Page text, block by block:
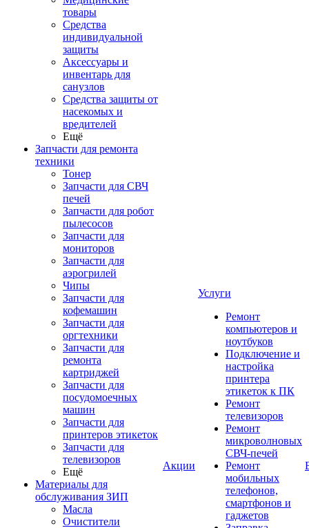
товары
Средства
индивидуальной
защиты
Аксессуары и
инвентарь для
санузлов
Средства защиты от
насекомых и
вредителей
Ещё
Запчасти для ремонта
техники
Тонер
Запчасти для СВЧ
печей
Запчасти для робот
пылесосов
Запчасти для
мониторов
Запчасти для
аэрогрилей
Чипы
Запчасти для
кофемашин
Запчасти для
оргтехники
Запчасти для
ремонта
картриджей
Запчасти для
посудомоечных
машин
Запчасти для
принтеров этикеток
Запчасти для
телевизоров
Ещё
Материалы для
обслуживания ЗИП
Масла
Очистители
Акции
Услуги
Ремонт
компьютеров и
ноутбуков
Подключение и
настройка
принтера
этикеток к ПК
Ремонт
телевизоров
Ремонт
микроволновых
СВЧ-печей
Ремонт
мобильных
телефонов,
смартфонов и
гаджетов